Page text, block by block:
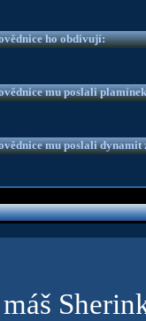
ho obdivují:
mu poslali
mu poslali dynamit